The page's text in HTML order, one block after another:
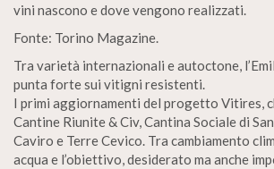
vini nascono e dove vengono realizzati.
Fonte: Torino Magazine.
Tra varietà internazionali e autoctone,
punta forte sui vitigni resistenti.
I primi aggiornamenti del progetto Vitires,
Cantine Riunite & Civ, Cantina Sociale di
Caviro e Terre Cevico. Tra cambiamento
acqua e l’obiettivo, desiderato ma anche